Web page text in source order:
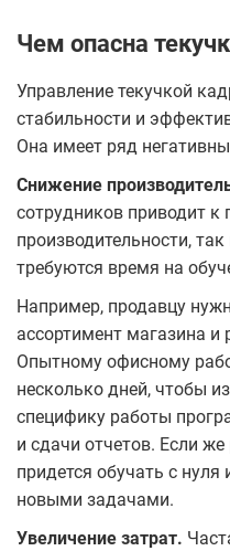
Чем опасна
Управление текучкой
стабильности и
Она имеет ряд
Снижение
сотрудников приводит к
производительности,
требуются время на
Например, продавцу
ассортимент магазина и
Опытному офисному
несколько дней, чтобы
специфику работы
и сдачи отчетов. Если
придется обучать с нуля
новыми задачами.
Увеличение затрат.